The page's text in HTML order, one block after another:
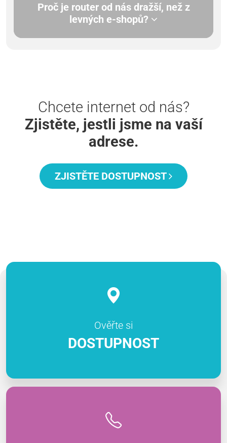
Proč je router od nás dražší, než z
levných e-shopů?
Chcete internet od nás?
Zjistěte, jestli jsme na vaší
adrese.
ZJISTĚTE DOSTUPNOST
Ověřte si
DOSTUPNOST